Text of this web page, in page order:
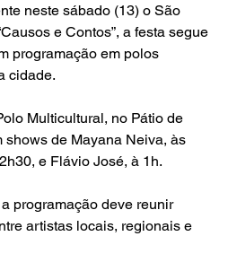
neste sábado (13) o São
e Contos”, a festa segue
programação em polos
cidade.
Multicultural, no Pátio de
shows de Mayana Neiva, às
e Flávio José, à 1h.
programação deve reunir
artistas locais, regionais e